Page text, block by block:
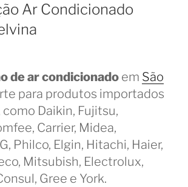
Ar Condicionado
de ar condicionado em São
para produtos importados
Daikin, Fujitsu,
Carrier, Midea,
Philco, Elgin, Hitachi, Haier,
Mitsubish, Electrolux,
Gree e York.